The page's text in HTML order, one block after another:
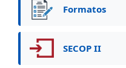
Formatos
SECOP II